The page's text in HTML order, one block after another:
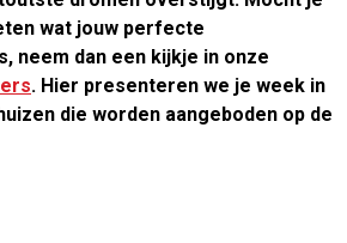
wat jouw perfecte
neem dan een kijkje in onze
. Hier presenteren we je week in
die worden aangeboden op de